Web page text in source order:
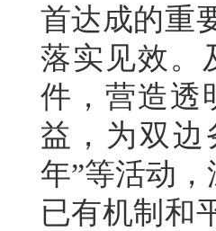
首达成的重
落实见效。
件，营造透
益，为双边
年”等活动
已有机制和